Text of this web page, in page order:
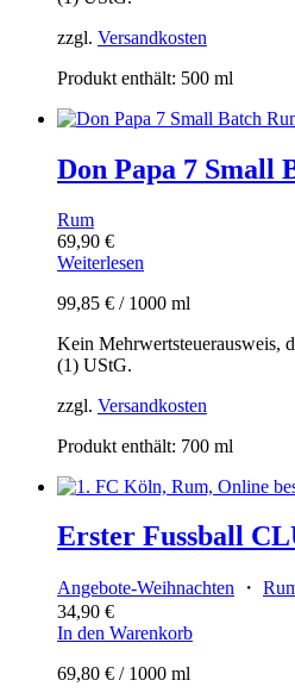
zzgl. Versandkosten
Produkt enthält: 500 ml
Don Papa 7 Small
Rum
69,90 €
Weiterlesen
99,85 € / 1000 ml
Kein Mehrwertsteuerausweis,
(1) UStG.
zzgl. Versandkosten
Produkt enthält: 700 ml
Erster Fussball
Angebote-Weihnachten ・
34,90 €
In den Warenkorb
69,80 € / 1000 ml